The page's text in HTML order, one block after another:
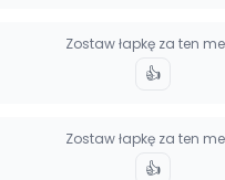
Zostaw łapkę za ten
👍
Zostaw łapkę za ten
👍